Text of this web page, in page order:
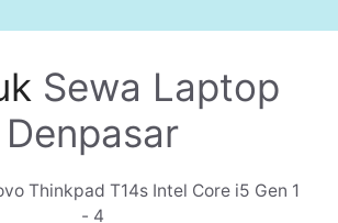
Sewa Laptop
Denpasar